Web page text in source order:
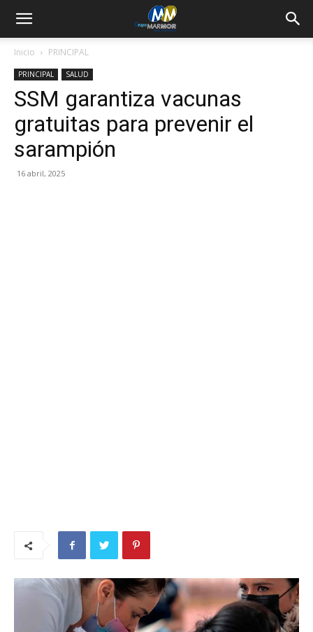
Inicio PRINCIPAL
PRINCIPAL SALUD
SSM garantiza vacunas
gratuitas para prevenir el
sarampión
16 abril, 2025